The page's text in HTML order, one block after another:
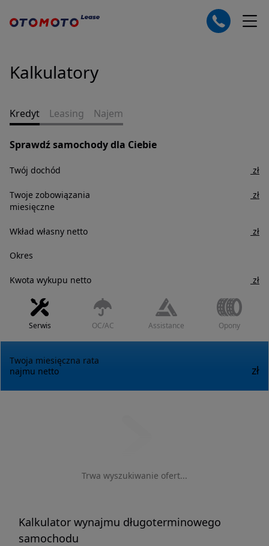
Kalkulatory
Kredyt Leasing Najem
Sprawdź samochody dla Ciebie
Twój dochód zł
Twoje zobowiązania
miesięczne
zł
Wkład własny netto zł
Okres
Kwota wykupu netto zł
Serwis OC/AC Assistance Opony
Twoja miesięczna rata
najmu netto zł
Trwa wyszukiwanie ofert...
Kalkulator wynajmu długoterminowego
samochodu